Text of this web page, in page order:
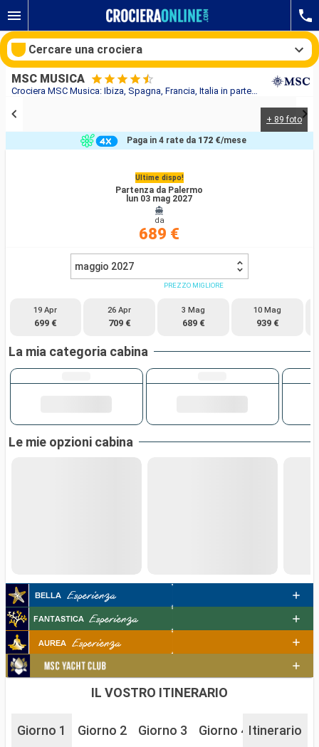
Crociera MSC Musica: Ibiza, Spagna, Francia, Italia in partenza da Palermo
MSC MUSICA
+ 89 foto
Ultime dispo!
Partenza da Palermo
lun 03 mag 2027
da
689 €
Paga in 4 rate da172 €/mese
maggio 2027
19 Apr
699 €
26 Apr
709 €
PREZZO MIGLIORE
3 Mag
689 €
10 Mag
939 €
La mia categoria cabina
Le mie opzioni cabina
IL VOSTRO ITINERARIO
Giorno 1 Giorno 2 Giorno 3 Giorno 4 Giorno 5
Itinerario
Cercare una crociera
Compagnie
Ricerca